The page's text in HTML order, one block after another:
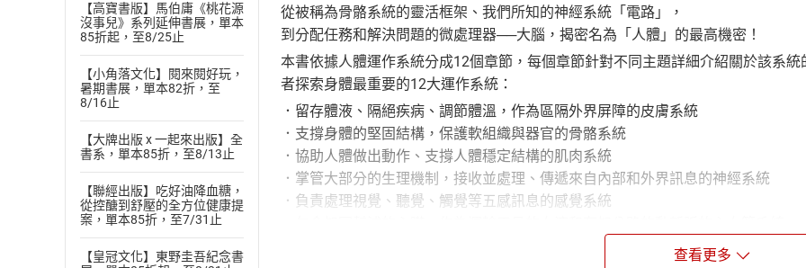
【高寶書版】馬伯庸《桃花源
沒事兒》系列延伸書展，單本
85折起，至8/25止
【小角落文化】閱來閱好玩，
暑期書展，單本82折，至
8/16止
【大牌出版 x 一起來出版】全
書系，單本85折，至8/13止
【聯經出版】吃好油降血糖，
從控醣到舒壓的全方位健康提
案，單本85折，至7/31止
【皇冠文化】東野圭吾紀念書
從被稱為骨骼系統的靈活框架、我們所知的神經系統「電路」，
到分配任務和解決問題的微處理器──大腦，揭密名為「人體」的最高機密！
本書依據人體運作系統分成12個章節，每個章節針對不同主題詳細介紹關於該系
者探索身體最重要的12大運作系統：
．留存體液、隔絕疾病、調節體溫，作為區隔外界屏障的皮膚系統
．支撐身體的堅固結構，保護軟組織與器官的骨骼系統
．協助人體做出動作、支撐人體穩定結構的肌肉系統
．掌管大部分的生理機制，接收並處理、傳遞來自內部和外界訊息的神經系統
．負責處理視覺、聽覺、觸覺等五感訊息的感覺系統
查看更多